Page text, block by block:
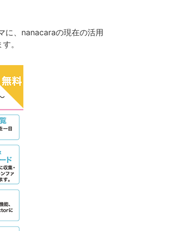
に、nanacaraの現在の活用
。